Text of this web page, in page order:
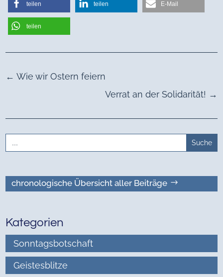
teilen teilen E-Mail
teilen
←Wie wir Ostern feiern
Verrat an der Solidarität! →
Search
for:
chronologische Übersicht aller Beiträge
Kategorien
Sonntagsbotschaft
Geistesblitze